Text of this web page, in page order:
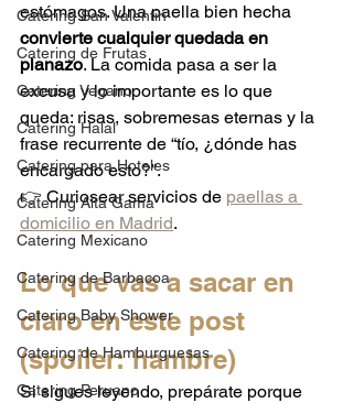
Catering San Valentin
Catering de Frutas
Catering Vegano
Catering Halal
Catering para Hoteles
Catering Alta Gama
Catering Mexicano
Catering de Barbacoa
Catering Baby Shower
Catering de Hamburguesas
Catering Peruano
estómagos. Una paella bien hecha
convierte cualquier quedada en
planazo. La comida pasa a ser la
excusa y lo importante es lo que
queda: risas, sobremesas eternas y la
frase recurrente de “tío, ¿dónde has
encargado esto?”.
👉 Curiosear servicios de paellas a
domicilio en Madrid.
Lo que vas a sacar en
claro en este post
(spoiler: hambre)
Si sigues leyendo, prepárate porque